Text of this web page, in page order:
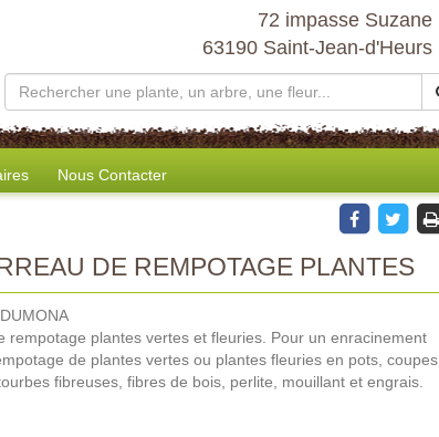
72 impasse Suzane
63190 Saint-Jean-d'Heurs
Nous Contacter
DE REMPOTAGE PLANTES
DUMONA
rempotage plantes vertes et fleuries. Pour un enracinement
de plantes vertes ou plantes fleuries en pots, coupes,
fibreuses, fibres de bois, perlite, mouillant et engrais.